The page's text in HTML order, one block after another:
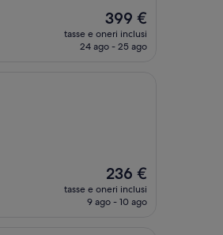
Il
prezzo
attuale
399 €
tasse e oneri inclusi
24 ago - 25 ago
Il
prezzo
attuale
236 €
tasse e oneri inclusi
9 ago - 10 ago